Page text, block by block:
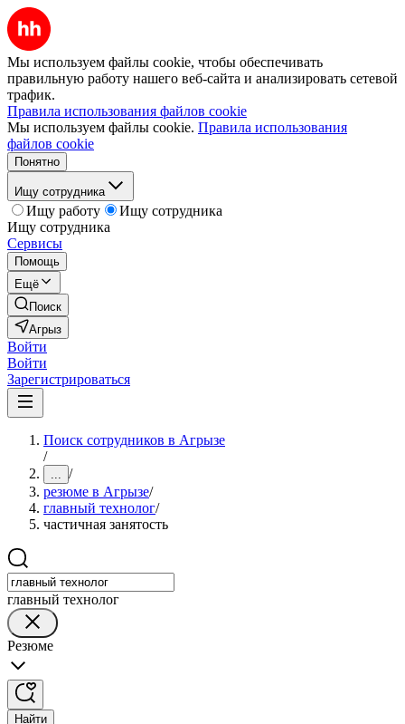
Мы используем файлы cookie, чтобы обеспечивать
правильную работу нашего веб-сайта и анализировать сетевой
трафик.
Правила использования файлов cookie
Мы используем файлы cookie. Правила использования
файлов cookie
Понятно
Ищу сотрудника
Ищу работу
Ищу сотрудника
Ищу сотрудника
Сервисы
Помощь
Ещё
Поиск
Агрыз
Войти
Войти
Зарегистрироваться
Поиск сотрудников в Агрызе
/
... /
резюме в Агрызе/
главный технолог/
частичная занятость
главный технолог
Резюме
Найти